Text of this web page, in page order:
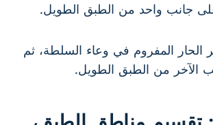
على جانب واحد من الطبق الطويل.
الحار المفروم في وعاء السلطة، ثم
الآخر من الطبق الطويل.